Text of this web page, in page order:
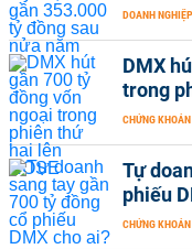
DOANH NGHIỆP
DMX
trong
CHỨNG KHOÁN
Tự
phiếu
CHỨNG KHOÁN